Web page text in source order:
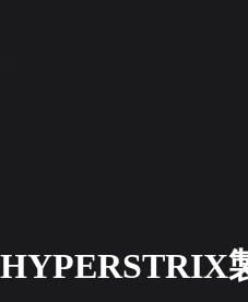
HYPERSTRIX